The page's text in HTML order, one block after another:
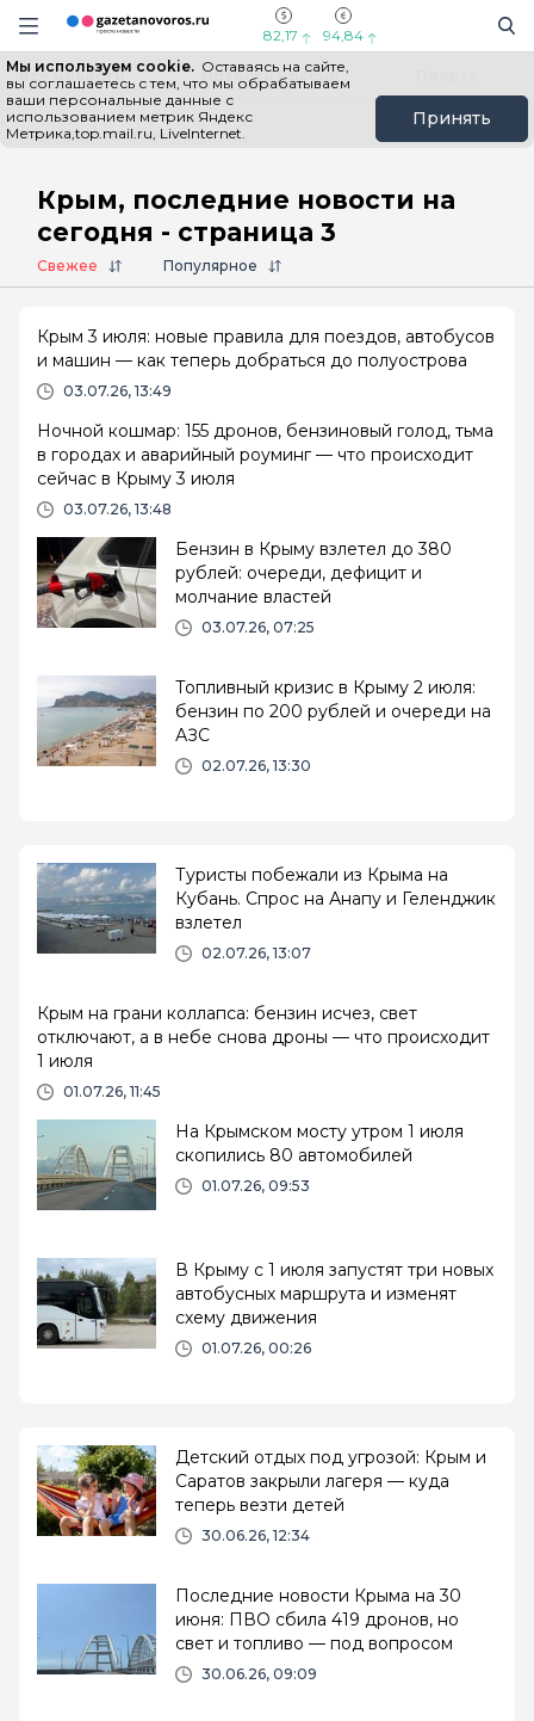
Информационный портал "ГазетаНоворос.ру"
Навигация сайта
82,17 94,84
Мы используем cookie. Оставаясь на сайте,
вы соглашаетесь с тем, что мы обрабатываем
ваши персональные данные с
использованием метрик Яндекс
Метрика,top.mail.ru, LiveInternet.
Принять
Все новости Новости России
Главная # Крым
Крым, последние новости на
сегодня - страница 3
Свежее Популярное
Крым 3 июля: новые правила для поездов, автобусов
и машин — как теперь добраться до полуострова
03.07.26, 13:49
Ночной кошмар: 155 дронов, бензиновый голод, тьма
в городах и аварийный роуминг — что происходит
сейчас в Крыму 3 июля
03.07.26, 13:48
Бензин в Крыму взлетел до 380
рублей: очереди, дефицит и
молчание властей
03.07.26, 07:25
Топливный кризис в Крыму 2 июля:
бензин по 200 рублей и очереди на
АЗС
02.07.26, 13:30
Туристы побежали из Крыма на
Кубань. Спрос на Анапу и Геленджик
взлетел
02.07.26, 13:07
Крым на грани коллапса: бензин исчез, свет
отключают, а в небе снова дроны — что происходит
1 июля
01.07.26, 11:45
На Крымском мосту утром 1 июля
скопились 80 автомобилей
01.07.26, 09:53
В Крыму с 1 июля запустят три новых
автобусных маршрута и изменят
схему движения
01.07.26, 00:26
Детский отдых под угрозой: Крым и
Саратов закрыли лагеря — куда
теперь везти детей
30.06.26, 12:34
Последние новости Крыма на 30
июня: ПВО сбила 419 дронов, но
свет и топливо — под вопросом
30.06.26, 09:09